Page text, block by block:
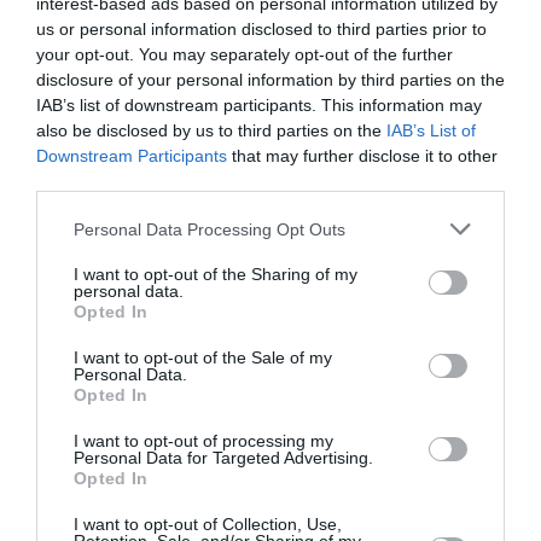
us or personal information disclosed to third parties prior to
your opt-out. You may separately opt-out of the further
disclosure of your personal information by third parties on the
IAB’s list of downstream participants. This information may
also be disclosed by us to third parties on the IAB’s List of
Downstream Participants that may further disclose it to other
Personal Data Processing Opt Outs
I want to opt-out of the Sharing of my
personal data.
Opted In
I want to opt-out of the Sale of my
Personal Data.
Opted In
I want to opt-out of processing my
Personal Data for Targeted Advertising.
Opted In
I want to opt-out of Collection, Use,
ΠΟΛΙΤΙΣΤΙΚΟ ΙΔΡΥΜΑ ΟΜΙΛΟΥ ΠΕΙΡΑΙΩΣ (ΠΙΟΠ)
Newsletter
Κάθε βδομάδα στο e-mail σας τα τελευταία νέα για
την Τέχνη και τον Πολιτισμό!
Ακολουθήστε το Culturenow.gr
Σχετικά Άρθρα